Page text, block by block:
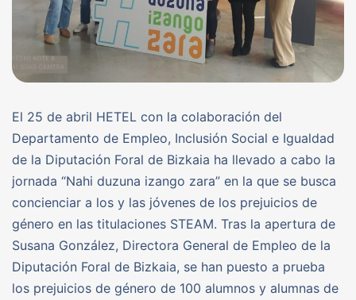
El 25 de abril HETEL con la colaboración del
Departamento de Empleo, Inclusión Social e Igualdad
de la Diputación Foral de Bizkaia ha llevado a cabo la
jornada “Nahi duzuna izango zara” en la que se busca
concienciar a los y las jóvenes de los prejuicios de
género en las titulaciones STEAM. Tras la apertura de
Susana González, Directora General de Empleo de la
Diputación Foral de Bizkaia, se han puesto a prueba
los prejuicios de género de 100 alumnos y alumnas de